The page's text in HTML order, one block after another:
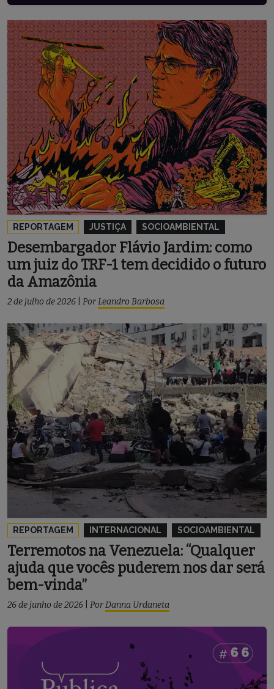
REPORTAGEM JUSTIÇA SOCIOAMBIENTAL
Desembargador Flávio Jardim: como
um juiz do TRF-1 tem decidido o futuro
da Amazônia
2 de julho de 2026 PorLeandro Barbosa
REPORTAGEM INTERNACIONAL SOCIOAMBIENTAL
Terremotos na Venezuela: “Qualquer
ajuda que vocês puderem nos dar será
bem-vinda”
26 de junho de 2026 PorDanna Urdaneta